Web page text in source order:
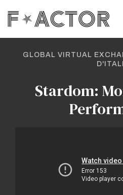
GLOBAL VIRTUAL
Stardom: